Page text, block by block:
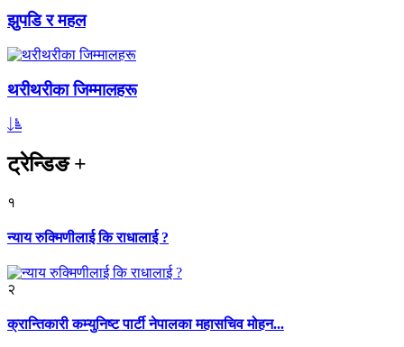
झुपडि र महल
थरीथरीका जिम्मालहरू
ट्रेन्डिङ+
१
न्याय रुक्मिणीलाई कि राधालाई ?
२
क्रान्तिकारी कम्युनिष्ट पार्टी नेपालका महासचिव मोहन...